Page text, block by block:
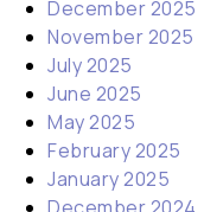
December 2025
November 2025
July 2025
June 2025
May 2025
February 2025
January 2025